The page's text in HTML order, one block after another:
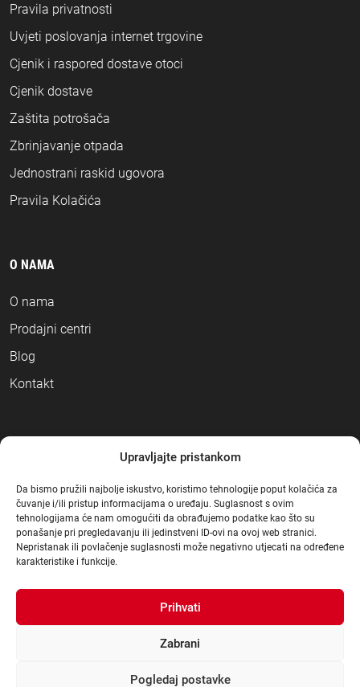
Upravljajte pristankom
Da bismo pružili najbolje iskustvo, koristimo tehnologije poput kolačića za
čuvanje i/ili pristup informacijama o uređaju. Suglasnost s ovim
tehnologijama će nam omogućiti da obrađujemo podatke kao što su
ponašanje pri pregledavanju ili jedinstveni ID-ovi na ovoj web stranici.
Nepristanak ili povlačenje suglasnosti može negativno utjecati na određene
karakteristike i funkcije.
Prihvati
Zabrani
Pogledaj postavke
Pravila privatnosti
Uvjeti poslovanja internet trgovine
Cjenik i raspored dostave otoci
Cjenik dostave
Zaštita potrošača
Zbrinjavanje otpada
Jednostrani raskid ugovora
Pravila Kolačića
O NAMA
O nama
Prodajni centri
Blog
Kontakt